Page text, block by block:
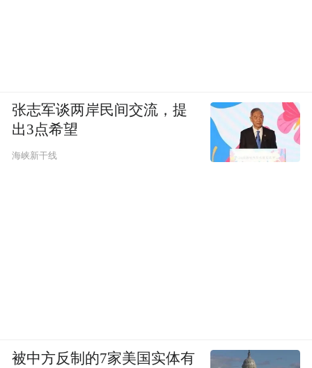
张志军谈两岸民间交流，提
出3点希望
海峡新干线
被中方反制的7家美国实体有